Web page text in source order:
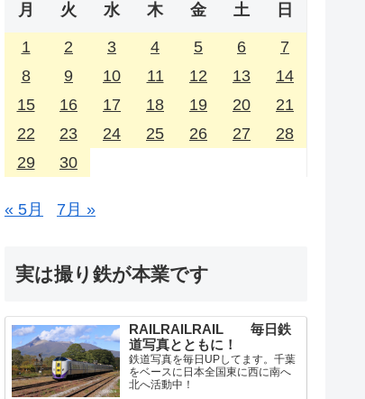
月 火 水 木 金 土 日
1 2 3 4 5 6
7
8
9 10 11 12 13
14
15
16 17 18 19 20
21
22
23 24 25 26 27
28
29
30
« 5月 7月 »
実は撮り鉄が本業です
RAILRAILRAIL 毎日鉄
道写真とともに！
鉄道写真を毎日UPしてます。千葉
をベースに日本全国東に西に南へ
北へ活動中！